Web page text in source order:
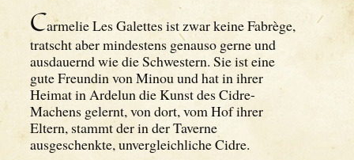
Carmelie Les Galettes ist zwar keine Fabrège,
tratscht aber mindestens genauso gerne und
ausdauernd wie die Schwestern. Sie ist eine
gute Freundin von Minou und hat in ihrer
Heimat in Ardelun die Kunst des Cidre-
Machens gelernt, von dort, vom Hof ihrer
Eltern, stammt der in der Taverne
ausgeschenkte, unvergleichliche Cidre.